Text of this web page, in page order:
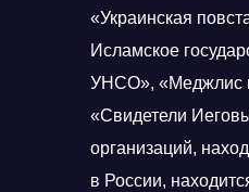
«Украинская
Исламское
УНСО», «Меджлис
«Свидетели
организаций,
в России,